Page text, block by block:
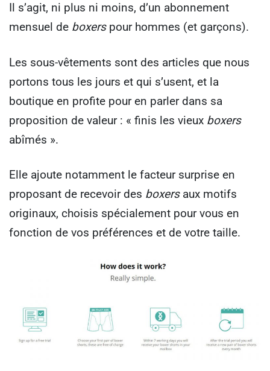
Il s’agit, ni plus ni moins, d’un abonnement
mensuel de boxers pour hommes (et garçons).
Les sous-vêtements sont des articles que nous
portons tous les jours et qui s’usent, et la
boutique en profite pour en parler dans sa
proposition de valeur : « finis les vieux boxers
abîmés ».
Elle ajoute notamment le facteur surprise en
proposant de recevoir des boxers aux motifs
originaux, choisis spécialement pour vous en
fonction de vos préférences et de votre taille.